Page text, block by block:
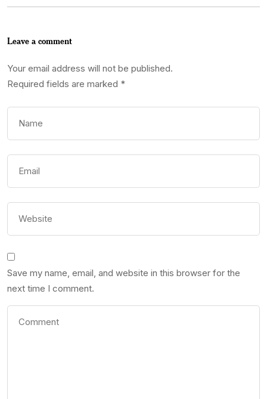
Leave a comment
Your email address will not be published.
Required fields are marked *
Save my name, email, and website in this browser for the
next time I comment.